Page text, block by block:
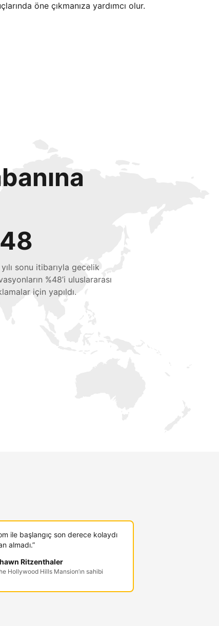
öne çıkmanıza yardımcı olur.
sonu itibarıyla gecelik
%48’i uluslararası
için yapıldı.
ile başlangıç son derece kolaydı
almadı.”
Ritzenthaler
Hollywood Hills Mansion’ın sahibi